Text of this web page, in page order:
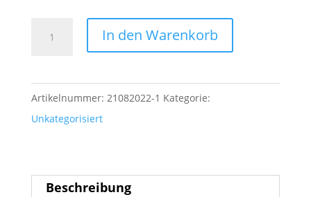
21.08.2022|
9h-
13h:
Achtsamkeit
In den Warenkorb
l
t
Artikelnummer: 21082022-1 Kategorie:
Unkategorisiert
Beschreibung